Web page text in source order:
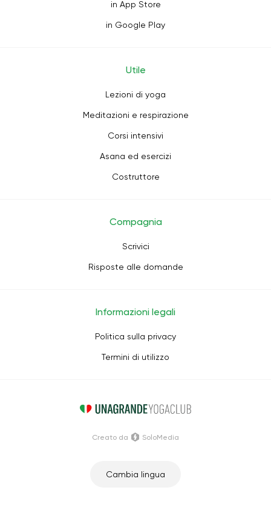
in App Store
in Google Play
Utile
Lezioni di yoga
Meditazioni e respirazione
Corsi intensivi
Asana ed esercizi
Costruttore
Compagnia
Scrivici
Risposte alle domande
Informazioni legali
Politica sulla privacy
Termini di utilizzo
Cambia lingua
Creato da SoloMedia